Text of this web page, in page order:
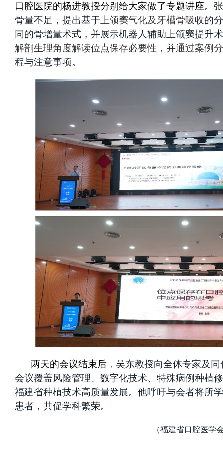
口腔医院的杨进教授分别给大家做了专题讲座。
骨量不足，提出基于 上颌窦气化及牙槽骨吸收的
同的骨增量术式， 并展示机器人辅助上颌窦提升
解剖生理角度解读位点保存必要性，并通过案例
程与注意事项。
两天的会议结束后 ，吴东教授向全体专家及
会议覆盖风险管理、数字化技术、特殊病例种植
福建省种植技术高质量发展。他呼吁与会者将所
患者，共促学科繁荣。
（福建省口腔医学